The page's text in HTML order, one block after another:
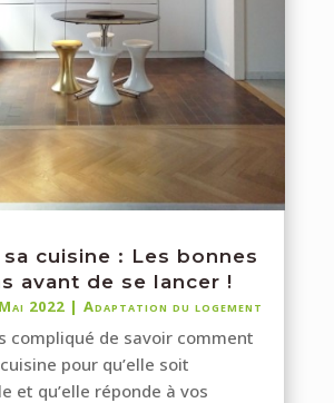
sa cuisine : Les bonnes
avant de se lancer !
2022 |Adaptation du logement
compliqué de savoir comment
pour qu’elle soit
et qu’elle réponde à vos